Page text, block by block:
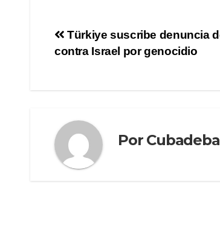
Türkiye suscribe denuncia
contra Israel por genocidio
Por